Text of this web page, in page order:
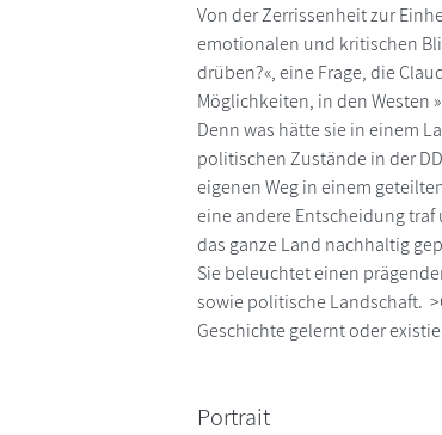
Von der Zerrissenheit zur
emotionalen und kritischen
drüben?«, eine Frage, die
Möglichkeiten, in den Westen
Denn was hätte sie in einem
politischen Zustände in der
eigenen Weg in einem
eine andere Entscheidung traf
das ganze Land nachhaltig
Sie beleuchtet einen
sowie politische Landschaft.
Geschichte gelernt oder
Portrait